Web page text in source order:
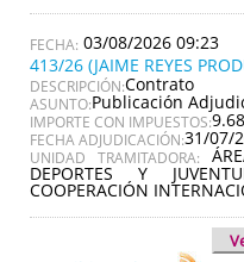
03/08/2026 09:23
413/26 (JAIME REYES
DESCRIPCIÓN:Contrato
ASUNTO:Publicación
IMPORTE CON IMPUESTOS:
FECHA ADJUDICACIÓN:31/07/
UNIDAD TRAMITADORA:
DEPORTES Y
COOPERACIÓN